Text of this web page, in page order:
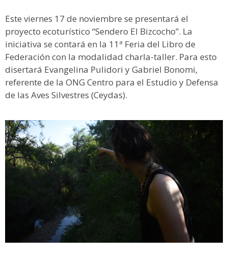
Este viernes 17 de noviembre se presentará el
proyecto ecoturístico “Sendero El Bizcocho”. La
iniciativa se contará en la 11ª Feria del Libro de
Federación con la modalidad charla-taller. Para esto
disertará Evangelina Pulidori y Gabriel Bonomi,
referente de la ONG Centro para el Estudio y Defensa
de las Aves Silvestres (Ceydas).